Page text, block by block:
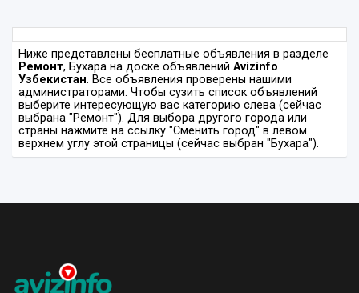
Ниже представлены бесплатные объявления в разделе
Ремонт, Бухара на доске объявлений Avizinfo
Узбекистан. Все объявления проверены нашими
администраторами. Чтобы сузить список объявлений
выберите интересующую вас категорию слева (сейчас
выбрана "Ремонт"). Для выбора другого города или
страны нажмите на ссылку "Сменить город" в левом
верхнем углу этой страницы (сейчас выбран "Бухара").